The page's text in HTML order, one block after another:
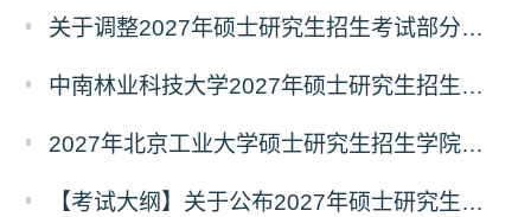
关于调整2027年硕士研究生招生考试部分专业初试考试科目及参考书目的公告（二）
中南林业科技大学2027年硕士研究生招生考试初试科目调整情况公告
2027年北京工业大学硕士研究生招生学院、考试科目、考试大纲等调整情况
【考试大纲】关于公布2027年硕士研究生入学考试自命题考试科目考试大纲的通知